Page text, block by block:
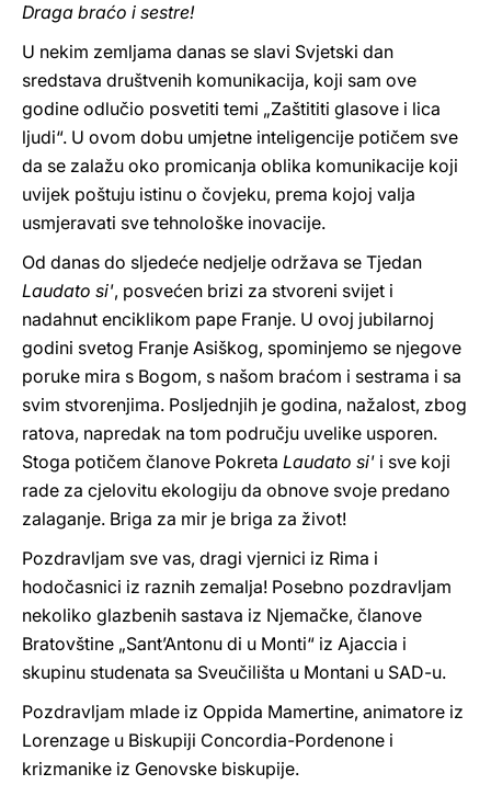
Draga braćo i sestre!
U nekim zemljama danas se slavi Svjetski dan
sredstava društvenih komunikacija, koji sam ove
godine odlučio posvetiti temi „Zaštititi glasove i lica
ljudi“. U ovom dobu umjetne inteligencije potičem sve
da se zalažu oko promicanja oblika komunikacije koji
uvijek poštuju istinu o čovjeku, prema kojoj valja
usmjeravati sve tehnološke inovacije.
Od danas do sljedeće nedjelje održava se Tjedan
Laudato si', posvećen brizi za stvoreni svijet i
nadahnut enciklikom pape Franje. U ovoj jubilarnoj
godini svetog Franje Asiškog, spominjemo se njegove
poruke mira s Bogom, s našom braćom i sestrama i sa
svim stvorenjima. Posljednjih je godina, nažalost, zbog
ratova, napredak na tom području uvelike usporen.
Stoga potičem članove Pokreta Laudato si' i sve koji
rade za cjelovitu ekologiju da obnove svoje predano
zalaganje. Briga za mir je briga za život!
Pozdravljam sve vas, dragi vjernici iz Rima i
hodočasnici iz raznih zemalja! Posebno pozdravljam
nekoliko glazbenih sastava iz Njemačke, članove
Bratovštine „Sant’Antonu di u Monti“ iz Ajaccia i
skupinu studenata sa Sveučilišta u Montani u SAD-u.
Pozdravljam mlade iz Oppida Mamertine, animatore iz
Lorenzage u Biskupiji Concordia-Pordenone i
krizmanike iz Genovske biskupije.